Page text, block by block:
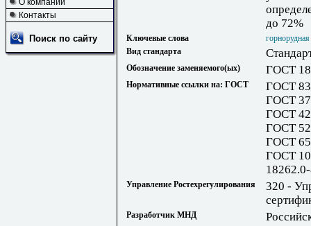
О компании
Контакты
Поиск по сайту
до 72%
Ключевые слова
Вид стандарта
Обозначение заменяемого(ых) ГОСТ
Нормативные ссылки на: ГОСТ
ГОСТ
ГОСТ
ГОСТ
ГОСТ
ГОСТ
ГОСТ
Управление Ростехрегулирования
320 -
Разработчик МНД